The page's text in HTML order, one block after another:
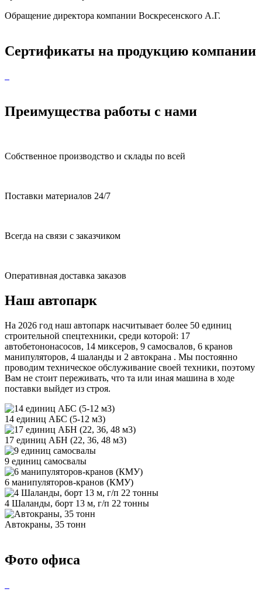
Обращение директора компании Воскресенского А.Г.
Сертификаты на продукцию компании
Преимущества работы с нами
Собственное производство и склады по всей
Поставки материалов 24/7
Всегда на связи с заказчиком
Оперативная доставка заказов
Наш автопарк
На 2026 год наш автопарк насчитывает более 50 единиц
строительной спецтехники, среди которой: 17
автобетононасосов, 14 миксеров, 9 самосвалов, 6 кранов
манипуляторов, 4 шаланды и 2 автокрана . Мы постоянно
проводим техническое обслуживание своей техники, поэтому
Вам не стоит переживать, что та или иная машина в ходе
поставки выйдет из строя.
14 единиц АБС (5-12 м3)
17 единиц АБН (22, 36, 48 м3)
9 единиц самосвалы
6 манипуляторов-кранов (КМУ)
4 Шаланды, борт 13 м, г/п 22 тонны
Автокраны, 35 тонн
Фото офиса